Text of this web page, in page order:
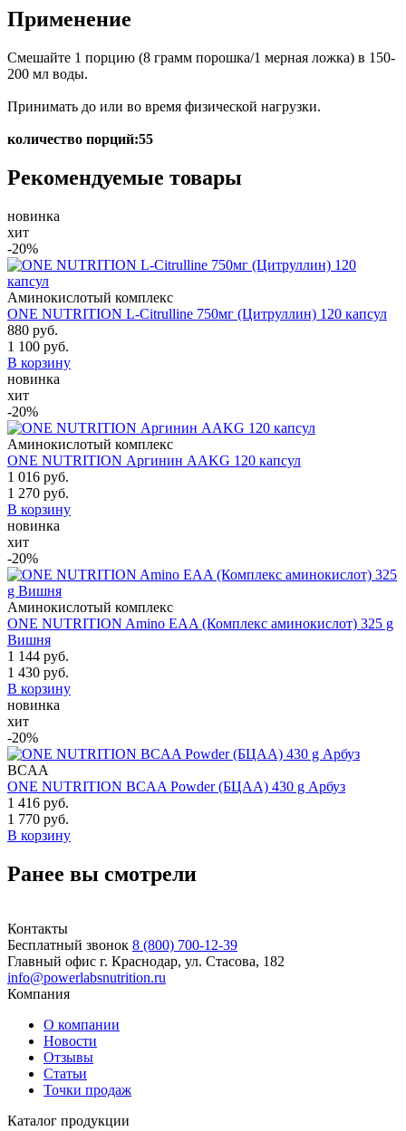
Применение
Смешайте 1 порцию (8 грамм порошка/1 мерная ложка) в 150-
200 мл воды.
Принимать до или во время физической нагрузки.
количество порций:55
Рекомендуемые товары
новинка
хит
-20%
Аминокислотый комплекс
ONE NUTRITION L-Citrulline 750мг (Цитруллин) 120 капсул
880 руб.
1 100 руб.
В корзину
новинка
хит
-20%
Аминокислотый комплекс
ONE NUTRITION Аргинин AAKG 120 капсул
1 016 руб.
1 270 руб.
В корзину
новинка
хит
-20%
Аминокислотый комплекс
ONE NUTRITION Amino EAA (Комплекс аминокислот) 325 g
Вишня
1 144 руб.
1 430 руб.
В корзину
новинка
хит
-20%
BCAA
ONE NUTRITION BCAA Powder (БЦАА) 430 g Арбуз
1 416 руб.
1 770 руб.
В корзину
Ранее вы смотрели
Контакты
Бесплатный звонок 8 (800) 700-12-39
Главный офис г. Краснодар, ул. Стасова, 182
info@powerlabsnutrition.ru
Компания
О компании
Новости
Отзывы
Статьи
Точки продаж
Каталог продукции